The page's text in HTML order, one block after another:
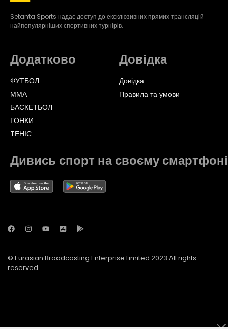
Setanta Sports надає доступ до ексклюзивних прямих трансляцій
найпопулярніших спортивних турнірів.
Додатково
ФУТБОЛ
ММА
БАСКЕТБОЛ
ГОНКИ
TЕНІС
Довідка
Довідка
Правила та умови
Дивись спорт на своєму смартфоні
© Eurasian Broadcasting Enterprise Limited 2023 All rights
reserved